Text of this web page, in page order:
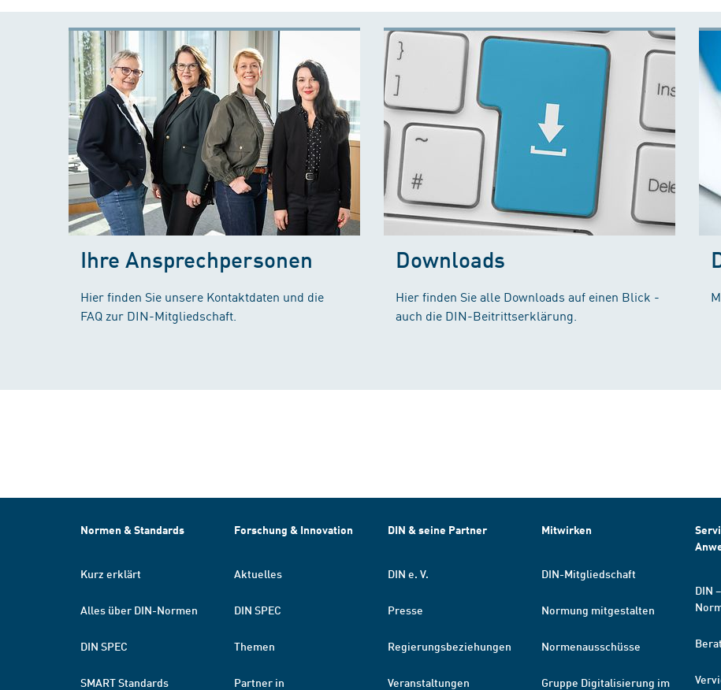
Ihre Ansprechpersonen
Hier finden Sie unsere Kontaktdaten und die
FAQ zur DIN-Mitgliedschaft.
Downloads
Hier finden Sie alle Downloads auf einen Blick -
auch die DIN-Beitrittserklärung.
Normen & Standards
Kurz erklärt
Alles über DIN-Normen
DIN SPEC
SMART Standards
Forschung & Innovation
Aktuelles
DIN SPEC
Themen
Partner in
DIN & seine Partner
DIN e. V.
Presse
Regierungsbeziehungen
Veranstaltungen
Mitwirken
DIN-Mitgliedschaft
Normung mitgestalten
Normenausschüsse
Gruppe Digitalisierung im
DIN